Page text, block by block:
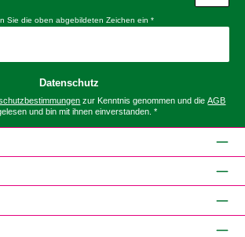
Sie die oben abgebildeten Zeichen ein *
Datenschutz
zur Kenntnis genommen und dieAGB
und bin mit ihnen einverstanden. *